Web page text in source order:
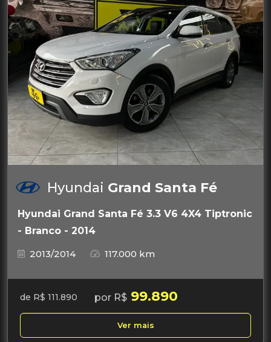
Hyundai Grand Santa Fé
Hyundai Grand Santa Fé 3.3 V6 4X4 Tiptronic
- Branco - 2014
2013/2014
117.000 km
de R$ 111.890 por R$ 99.890
Ver mais